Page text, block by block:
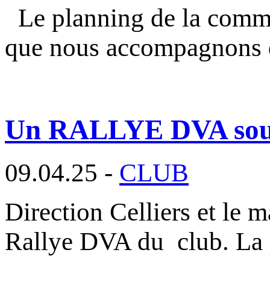
Le planning de la
que nous
Un RALLYE DVA
09.04.25 - CLUB
Direction Celliers et le
Rallye DVA du club.